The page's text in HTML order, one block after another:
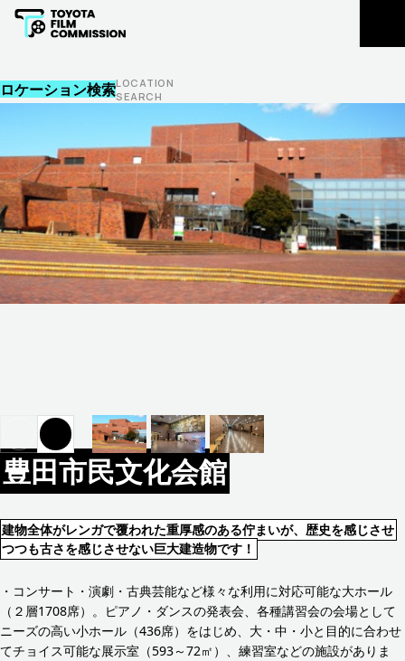
豊田市民の皆様
EXTRAS REGISTRATION
エキストラ登録
主な支援実績
お知らせ
FLOW
撮影支援の
流れ
CONTACT
撮影に関する
ご相談
ロケーション検索L OC AT IO N
S EA RC H
豊田市民文化会館
建物全体がレンガで覆われた重厚感のある佇まいが、歴史を感じさせ
つつも古さを感じさせない巨大建造物です！
・コンサート・演劇・古典芸能など様々な利用に対応可能な大ホール
（２層1708席）。ピアノ・ダンスの発表会、各種講習会の会場として
ニーズの高い小ホール（436席）をはじめ、大・中・小と目的に合わせ
てチョイス可能な展示室（593～72㎡）、練習室などの施設がありま